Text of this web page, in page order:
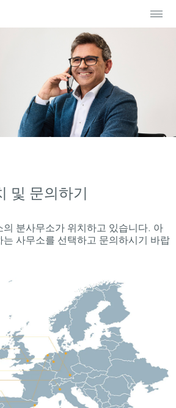
및 문의하기
의 분사무소가 위치하고 있습니다. 아
는 사무소를 선택하고 문의하시기 바랍